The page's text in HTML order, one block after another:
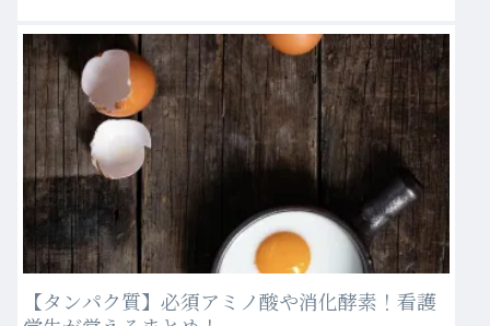
【タンパク質】必須アミノ酸や消化酵素！看護